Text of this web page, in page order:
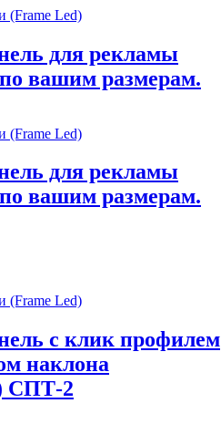
(Frame Led)
для рекламы
вашим размерам.
(Frame Led)
для рекламы
вашим размерам.
(Frame Led)
с клик профилем
наклона
СПТ-2